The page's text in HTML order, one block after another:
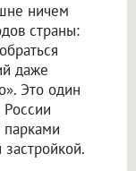
ничем
страны:
даже
Это один
парками